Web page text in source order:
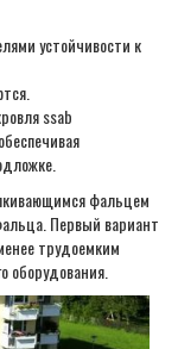
устойчивости к
ssab
фальцем
Первый вариант
трудоемким
оборудования.